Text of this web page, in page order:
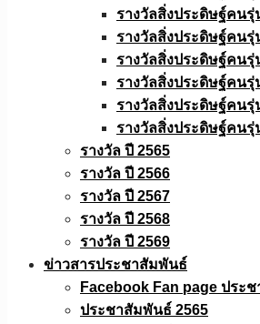
รางวัลสิ่งประดิษฐ์คนรุ่
รางวัลสิ่งประดิษฐ์คนรุ่
รางวัลสิ่งประดิษฐ์คนรุ่
รางวัลสิ่งประดิษฐ์คนรุ่
รางวัลสิ่งประดิษฐ์คนรุ่
รางวัลสิ่งประดิษฐ์คนรุ่
รางวัล ปี 2565
รางวัล ปี 2566
รางวัล ปี 2567
รางวัล ปี 2568
รางวัล ปี 2569
ข่าวสารประชาสัมพันธ์
Facebook Fan page ประ
ประชาสัมพันธ์ 2565